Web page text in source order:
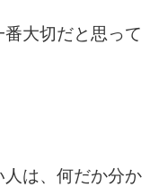
大切だと思って
は、何だか分か